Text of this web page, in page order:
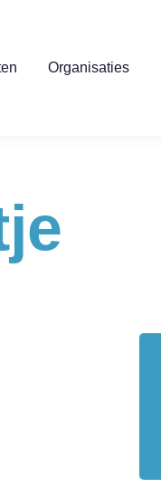
Organisaties